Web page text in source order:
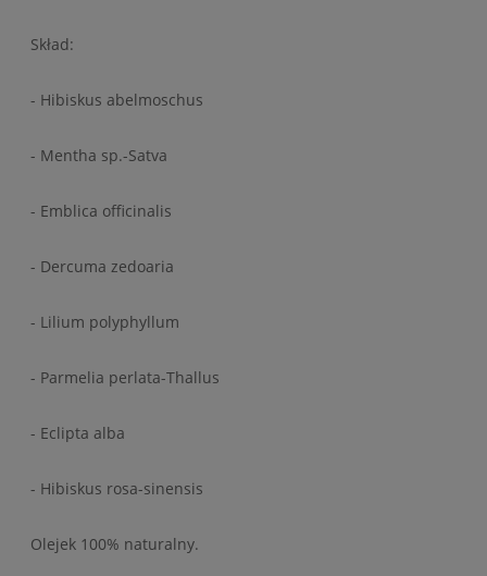
Skład:
- Hibiskus abelmoschus
- Mentha sp.-Satva
- Emblica officinalis
- Dercuma zedoaria
- Lilium polyphyllum
- Parmelia perlata-Thallus
- Eclipta alba
- Hibiskus rosa-sinensis
Olejek 100% naturalny.